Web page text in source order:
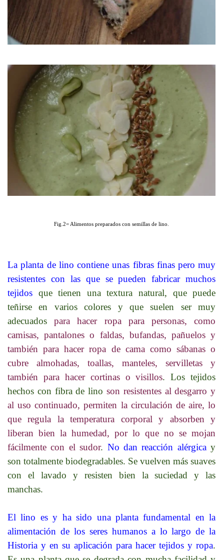
Fig.2= Alimentos preparados con semillas de lino.
La planta de lino contiene unas fibras finas pero muy
resistentes con las que se pueden fabricar muchos
tejidos que tienen una textura natural, que puede
teñirse en varios colores y que suelen ser muy
adecuadospara hacer ropa para personas, como
camisas, pantalones o faldas, bufandas, pañuelos y
también para hacer ropa de cama como sábanas o
cubre almohadas, toallas, manteles, servilletas y
también para hacer cortinas o visillos. Los tejidos
hechos con fibra de linoson resistentes al desgarro y
al uso continuado, permiten la circulación de aire, lo
que regula la temperatura corporal y absorben y
liberan bien la humedad, por lo que no se mojan
fácilmente con el sudor. No dan reacción alérgica y
son totalmente biodegradables. Se vuelven más suaves
con el lavado y resisten bien la suciedad y las
manchas.
El lino es y ha sido una planta fundamental en la
alimentación de los seres humanos a lo largo de la
Historia y en su aplicación para hacer tejidos y ropa.